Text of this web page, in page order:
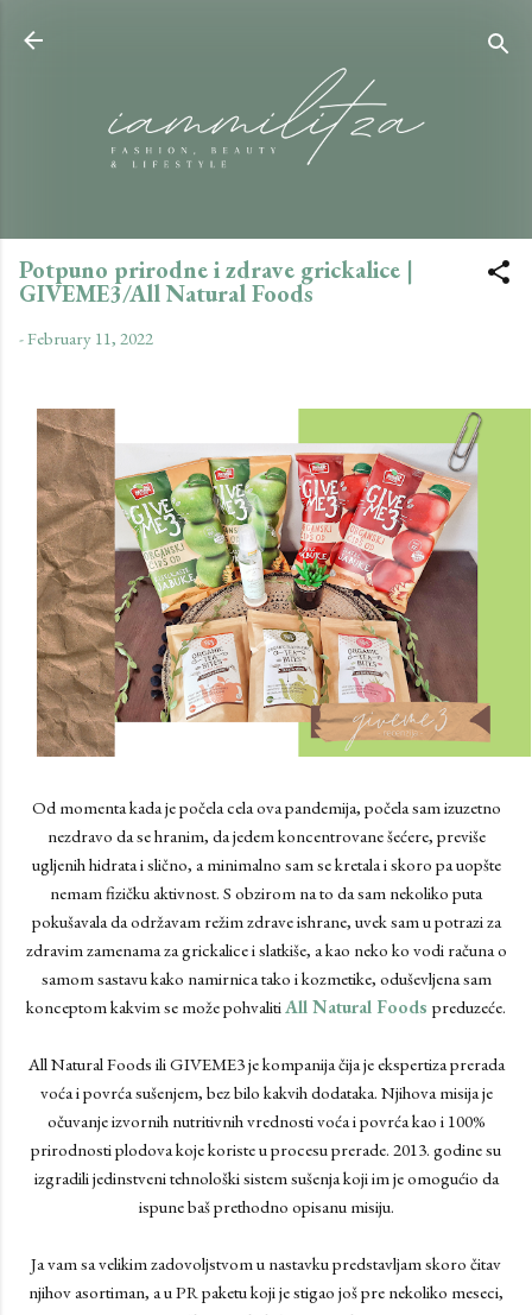
Potpuno prirodne i zdrave grickalice |
GIVEME3/All Natural Foods
-February 11, 2022
Od momenta kada je počela cela ova pandemija, počela sam izuzetno
nezdravo da se hranim, da jedem koncentrovane šećere, previše
ugljenih hidrata i slično, a minimalno sam se kretala i skoro pa uopšte
nemam fizičku aktivnost. S obzirom na to da sam nekoliko puta
pokušavala da održavam režim zdrave ishrane, uvek sam u potrazi za
zdravim zamenama za grickalice i slatkiše, a kao neko ko vodi računa o
samom sastavu kako namirnica tako i kozmetike, oduševljena sam
konceptom kakvim se može pohvalitiAll Natural Foods preduzeće.
All Natural Foods ili GIVEME3 je kompanija čija je ekspertiza prerada
voća i povrća sušenjem, bez bilo kakvih dodataka. Njihova misija je
očuvanje izvornih nutritivnih vrednosti voća i povrća kao i 100%
prirodnosti plodova koje koriste u procesu prerade. 2013. godine su
izgradili jedinstveni tehnološki sistem sušenja koji im je omogućio da
ispune baš prethodno opisanu misiju.
Ja vam sa velikim zadovoljstvom u nastavku predstavljam skoro čitav
njihov asortiman, a u PR paketu koji je stigao još pre nekoliko meseci,